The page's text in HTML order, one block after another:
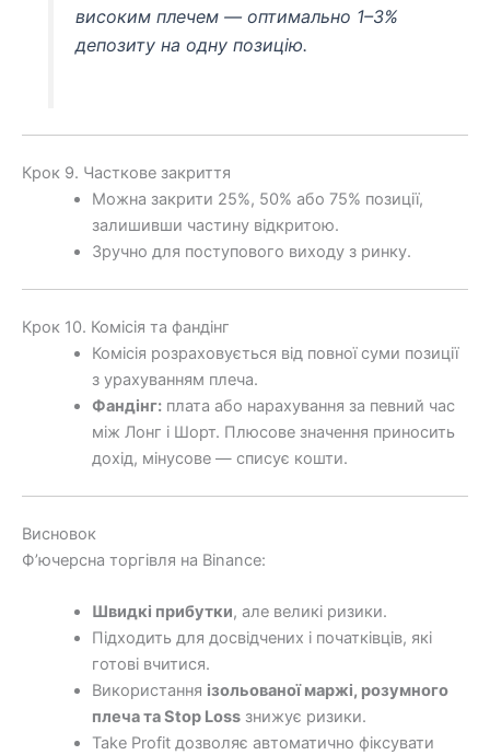
високим плечем — оптимально 1–3%
депозиту на одну позицію.
Крок 9. Часткове закриття
Можна закрити 25%, 50% або 75% позиції,
залишивши частину відкритою.
Зручно для поступового виходу з ринку.
Крок 10. Комісія та фандінг
Комісія розраховується від повної суми позиції
з урахуванням плеча.
Фандінг:плата або нарахування за певний час
між Лонг і Шорт. Плюсове значення приносить
дохід, мінусове — списує кошти.
Висновок
Ф’ючерсна торгівля на Binance:
Швидкі прибутки, але великі ризики.
Підходить для досвідчених і початківців, які
готові вчитися.
Використання ізольованої маржі, розумного
плеча та Stop Lossзнижує ризики.
Take Profit дозволяє автоматично фіксувати